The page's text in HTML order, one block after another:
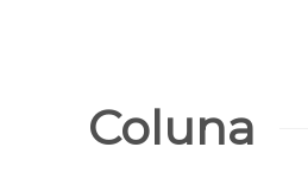
Coluna